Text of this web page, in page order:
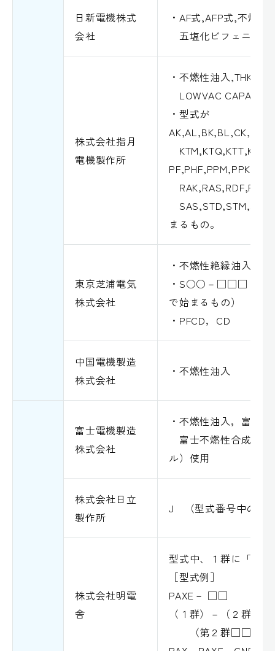
日新電機株式
会社
・AF式,AFP式,不燃
五塩化ビフェニール
株式会社指月
電機製作所
・不燃性油入
LOWVAC
・型式が
まるもの。
東京芝浦電気
株式会社
・不燃性絶縁油入，
・S○○－□□□（型式
で始まるもの）
・PFCD，CD
中国電機製造
株式会社
・不燃性油入
富士電機製造
株式会社
・不燃性油入，富士
富士不燃性合成絶縁
ル）使用
株式会社日立
製作所
J （型式番号中の「J
株式会社明電
舎
型式中、１群に「Ａ
［型式例］
PAXE－ □□
（１群）－（２群）
（第２群□□は数